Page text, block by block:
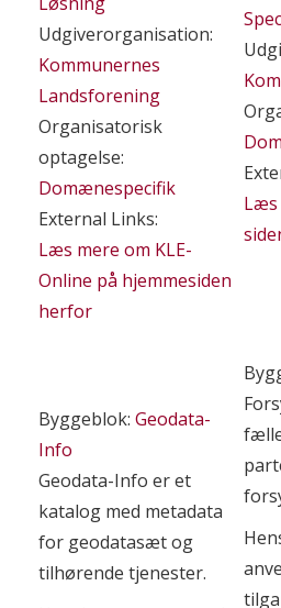
Udgiverorganisation:
Kommunernes
Landsforening
Organisatorisk
optagelse:
Domænespecifik
External Links:
Læs mere om KLE-
Online på hjemmesiden
herfor
Læs
Byggeblok: Geodata-
Info
Geodata-Info er et
katalog med metadata
for geodatasæt og
tilhørende tjenester.